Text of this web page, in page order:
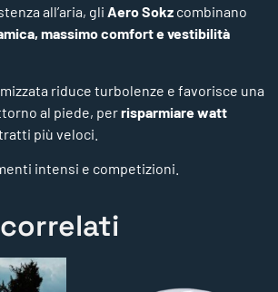
all’aria, gli Aero Sokz combinano
massimo comfort e vestibilità
riduce turbolenze e favorisce una
al piede, perrisparmiare watt
più veloci.
intensi e competizioni.